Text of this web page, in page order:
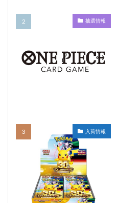
抽選情報
入荷情報